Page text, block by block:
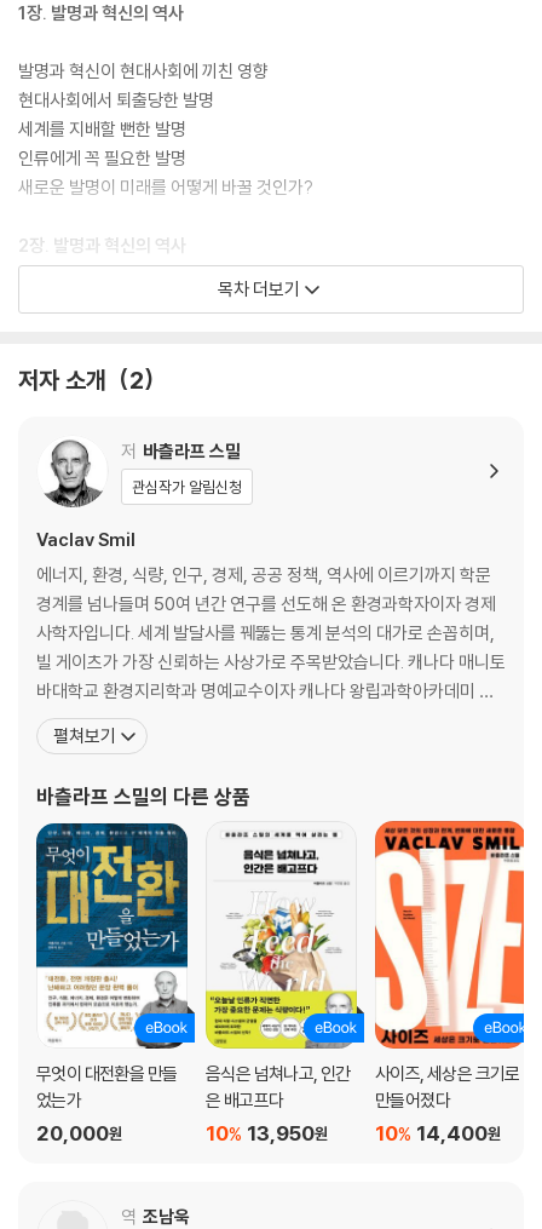
1장. 발명과 혁신의 역사
발명과 혁신이 현대사회에 끼친 영향
현대사회에서 퇴출당한 발명
세계를 지배할 뻔한 발명
인류에게 꼭 필요한 발명
새로운 발명이 미래를 어떻게 바꿀 것인가?
2장. 발명과 혁신의 역사
인류에게 축복이자 재앙이었던 DDT
3장. 세계를 지배할 뻔한 발명
세계를 지배한 발명과 그러지 못한 발명
세계를 지배할 것 같았던 세 가지 발명
하늘을 지배할 뻔한 발명, 비행선
성공적인 실패, 핵분열
장점보다 단점이 많은, 초음속 비행기
인류가 손꼽아 기다리고 있는 세 가지 발명
200년이 넘은 인류의 꿈, 하이퍼루프
지구와 인류를 위한 발명, 질소 고정 작물
무한한 청정에너지, 통제된 핵융합
5장. 발명과 혁신의 현실적 전망
기술적 낙관과 과장 그리고 현실
획기적이지 않은 발명들
우리에게 진정으로 필요한 것
부록_ 참고 문헌 및 출처
목차 더보기
저자 소개 2
저 바츨라프 스밀
관심작가 알림신청
Vaclav Smil
에너지, 환경, 식량, 인구, 경제, 공공 정책, 역사에 이르기까지 학문
경계를 넘나들며 50여 년간 연구를 선도해 온 환경과학자이자 경제
사학자입니다. 세계 발달사를 꿰뚫는 통계 분석의 대가로 손꼽히며,
빌 게이츠가 가장 신뢰하는 사상가로 주목받았습니다. 캐나다 매니토
바대학교 환경지리학과 명예교수이자 캐나다 왕립과학아카데미 회
원입니다. 체코에서 태어나 프라하 카를로바대학교를 졸업하고 미국
펜실베이니아주립대학교에서 박사학위를 받았습니다. 유럽연합을
세계의 에너지와 환경 정책에 기여한 공로를 인정받아 비미국인으로
서
펼쳐보기
바츨라프 스밀의 다른 상품
무엇이 대전환을 만들
었는가
20,000원
음식은 넘쳐나고, 인간
은 배고프다
13,950원
10%
사이즈, 세상은 크기로
만들어졌다
14,400원
10%
역 조남욱